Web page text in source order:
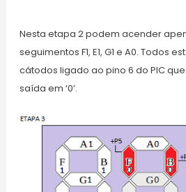
Nesta etapa 2 podem acender
seguimentos F1, E1, G1 e A0. Todos
cátodos ligado ao pino 6 do PIC
saída em ‘0’.